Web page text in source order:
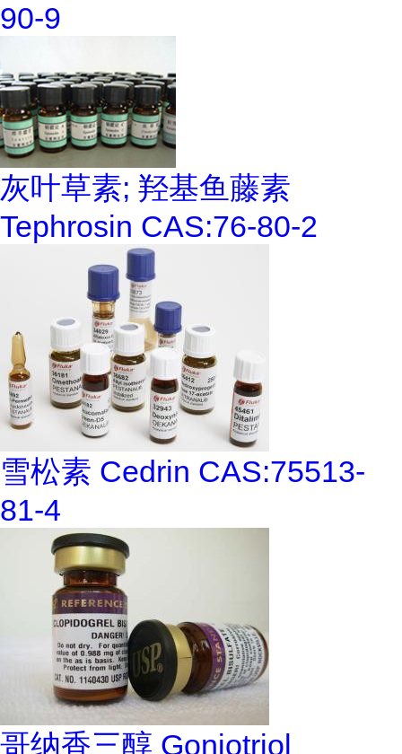
90-9
灰叶草素; 羟基鱼藤素
Tephrosin CAS:76-80-2
雪松素 Cedrin CAS:75513-
81-4
哥纳香三醇 Goniotriol